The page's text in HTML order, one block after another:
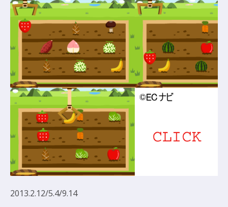
2013.2.12/5.4/9.14